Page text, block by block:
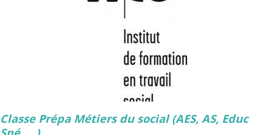
Classe Prépa Métiers du social (AES, AS, Educ